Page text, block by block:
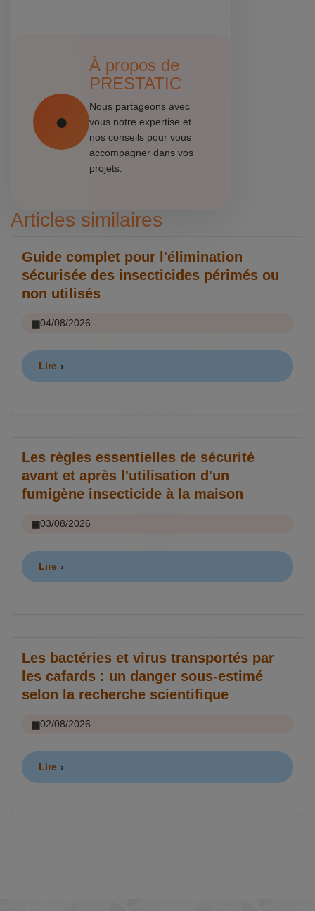
À propos de
PRESTATIC
Nous partageons avec
vous notre expertise et
nos conseils pour vous
accompagner dans vos
projets.
Articles similaires
Guide complet pour l'élimination
sécurisée des insecticides périmés ou
non utilisés
04/08/2026
Lire
Les règles essentielles de sécurité
avant et après l'utilisation d'un
fumigène insecticide à la maison
03/08/2026
Lire
Les bactéries et virus transportés par
les cafards : un danger sous-estimé
selon la recherche scientifique
02/08/2026
Lire